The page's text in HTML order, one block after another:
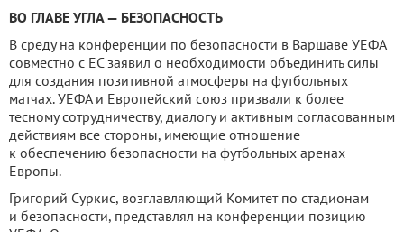
ВО ГЛАВЕ УГЛА — БЕЗОПАСНОСТЬ
В среду на конференции по безопасности в Варшаве УЕФА
совместно с ЕС заявил о необходимости объединить силы
для создания позитивной атмосферы на футбольных
матчах. УЕФА и Европейский союз призвали к более
тесному сотрудничеству, диалогу и активным согласованным
действиям все стороны, имеющие отношение
к обеспечению безопасности на футбольных аренах
Европы.
Григорий Суркис, возглавляющий Комитет по стадионам
и безопасности, представлял на конференции позицию